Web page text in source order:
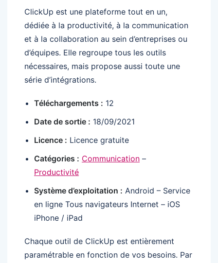
ClickUp est une plateforme tout en un,
dédiée à la productivité, à la communication
et à la collaboration au sein d’entreprises ou
d’équipes. Elle regroupe tous les outils
nécessaires, mais propose aussi toute une
série d’intégrations.
Téléchargements : 12
Date de sortie : 18/09/2021
Licence : Licence gratuite
Catégories : Communication –
Productivité
Système d’exploitation : Android – Service
en ligne Tous navigateurs Internet – iOS
iPhone / iPad
Chaque outil de ClickUp est entièrement
paramétrable en fonction de vos besoins. Par